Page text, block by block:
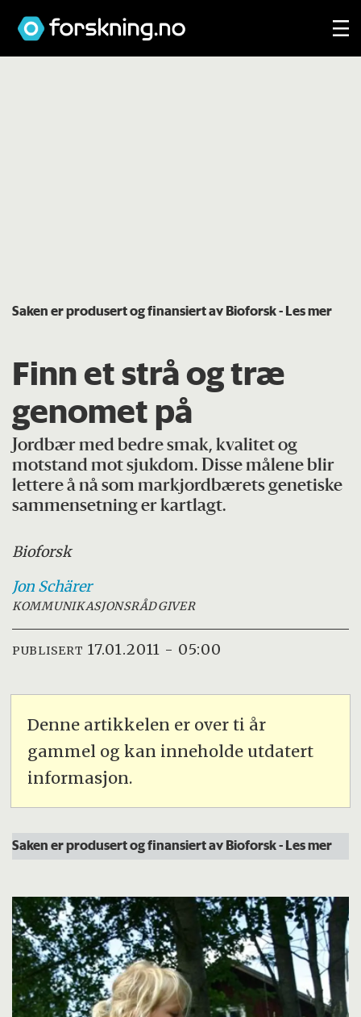
Saken er produsert og finansiert av Bioforsk- Les mer
Finn et strå og træ
genomet på
Jordbær med bedre smak, kvalitet og
motstand mot sjukdom. Disse målene blir
lettere å nå som markjordbærets genetiske
sammensetning er kartlagt.
Bioforsk
Jon Schärer
KOMMUNIKASJONSRÅDGIVER
PUBLISERT 17.01.2011 - 05:00
Denne artikkelen er over ti år
gammel og kan inneholde utdatert
informasjon.
Saken er produsert og finansiert av Bioforsk- Les mer